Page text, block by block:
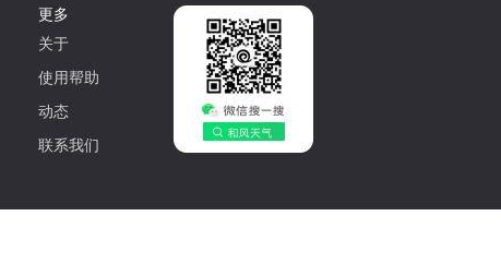
更多
关于
使用帮助
动态
联系我们